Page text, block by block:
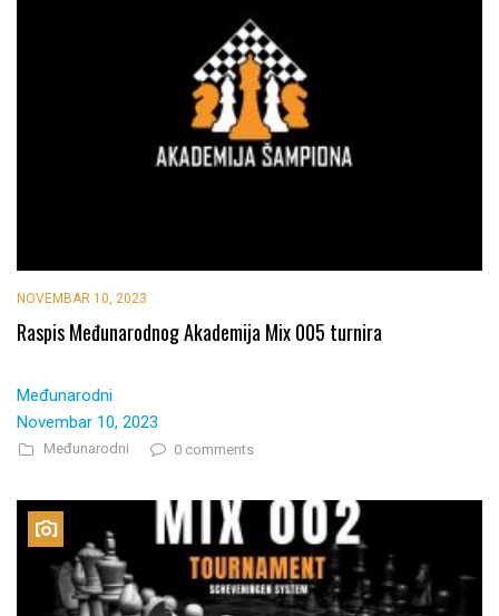
NOVEMBAR 10, 2023
Raspis Međunarodnog Akademija Mix 005 turnira
Međunarodni
Novembar 10, 2023
Međunarodni 0 comments